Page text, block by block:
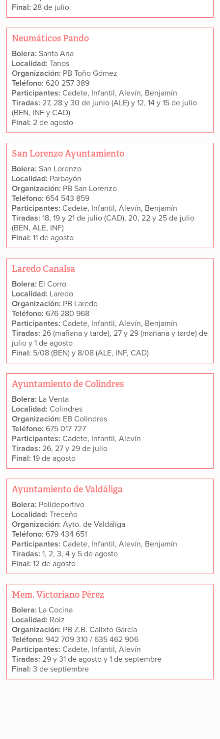
Final: 28 de julio
Neumáticos Pando
Bolera:Santa Ana
Localidad:Tanos
Organización: PB Toño Gómez
Teléfono:620 257 389
Participantes: Cadete, Infantil, Alevín, Benjamín
Tiradas: 27, 28 y 30 de junio (ALE) y 12, 14 y 15 de julio
(BEN, INF y CAD)
Final: 2 de agosto
San Lorenzo Ayuntamiento
Bolera:San Lorenzo
Localidad: Parbayón
Organización: PB San Lorenzo
Teléfono:654 543 859
Participantes: Cadete, Infantil, Alevín, Benjamín
Tiradas:18, 19 y 21 de julio (CAD), 20, 22 y 25 de julio
(BEN, ALE, INF)
Final:11 de agosto
Laredo Canalsa
Bolera: El Corro
Localidad: Laredo
Organización: PB Laredo
Teléfono:676 280 968
Participantes: Cadete, Infantil, Alevín, Benjamín
Tiradas: 26 (mañana y tarde), 27 y 29 (mañana y tarde) de
julio y 1 de agosto
Final: 5/08 (BEN) y 8/08 (ALE, INF, CAD)
Ayuntamiento de Colindres
Bolera: La Venta
Localidad: Colindres
Organización: EB Colindres
Teléfono:675 017 727
Participantes: Cadete, Infantil, Alevín
Tiradas: 26, 27 y 29 de julio
Final:19 de agosto
Ayuntamiento de Valdáliga
Bolera: Polideportivo
Localidad:Treceño
Organización:Ayto. de Valdáliga
Teléfono:679 434 651
Participantes: Cadete, Infantil, Alevín, Benjamín
Tiradas:1, 2, 3, 4 y 5 de agosto
Final:12 de agosto
Mem. Victoriano Pérez
Bolera: La Cocina
Localidad: Roiz
Organización: PB Z.B. Calixto García
Teléfono:942 709 310 / 635 462 906
Participantes: Cadete, Infantil, Alevín
Tiradas: 29 y 31 de agosto y 1 de septembre
Final:3 de septiembre